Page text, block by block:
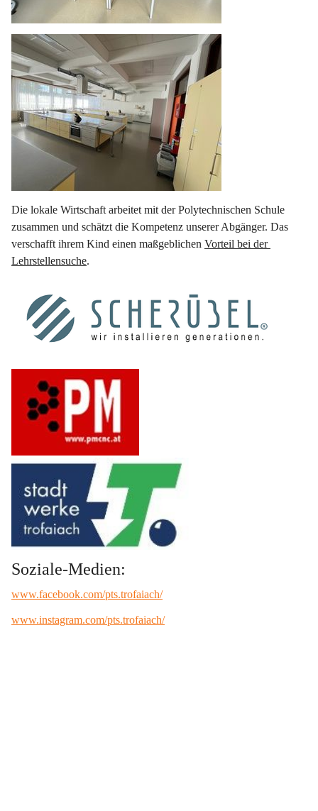
Die lokale Wirtschaft arbeitet mit der Polytechnischen Schule
zusammen und schätzt die Kompetenz unserer Abgänger. Das
verschafft ihrem Kind einen maßgeblichen Vorteil bei der
Lehrstellensuche.
Soziale-Medien:
www.facebook.com/pts.trofaiach/
www.instagram.com/pts.trofaiach/